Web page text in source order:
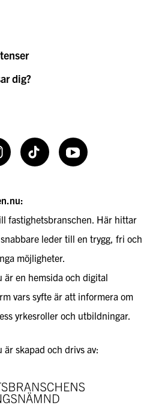
dig?
TikToK Youtube
fastighetsbranschen. Här hittar
leder till en trygg, fri och
möjligheter.
en hemsida och digital
vars syfte är att informera om
yrkesroller och utbildningar.
skapad och drivs av: